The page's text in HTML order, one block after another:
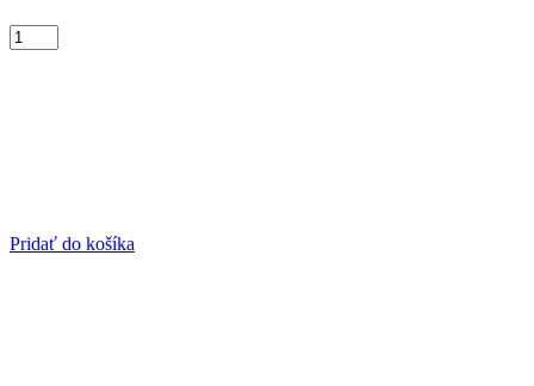
Pridať do košíka